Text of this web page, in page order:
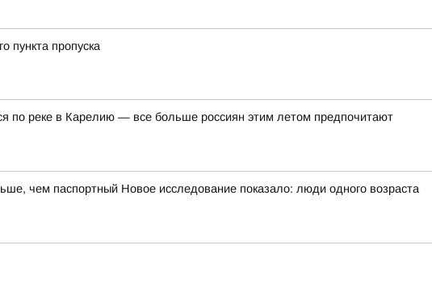
пункта пропуска
по реке в Карелию — все больше россиян этим летом предпочитают
чем паспортный Новое исследование показало: люди одного возраста